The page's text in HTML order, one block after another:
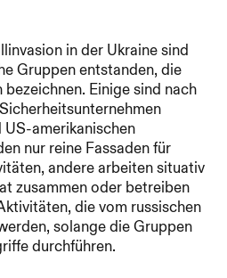
in der Ukraine sind
Gruppen entstanden, die
Einige sind nach
amerikanischen
nur reine Fassaden für
andere arbeiten situativ
zusammen oder betreiben
die vom russischen
solange die Gruppen
durchführen.